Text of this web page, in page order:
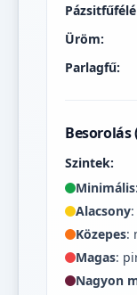
Üröm:
Parlagfű:
Szintek:
Minimális
Alacsony
Közepes:
Magas:
Nagyon